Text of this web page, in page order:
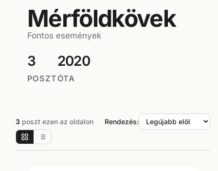
Mérföldkövek
Fontos események
3
POSZT
2020
ÓTA
3 poszt ezen az oldalon Rendezés: